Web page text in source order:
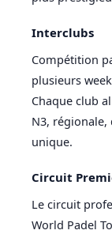
Interclubs
Compétition
plusieurs
Chaque club
N3, régionale,
unique.
Circuit
Le circuit
World Padel